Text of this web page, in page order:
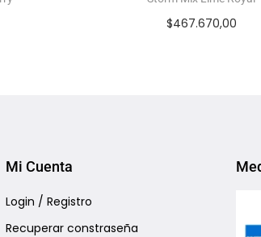
$467.670,00
Mi Cuenta
Login / Registro
Recuperar constraseña